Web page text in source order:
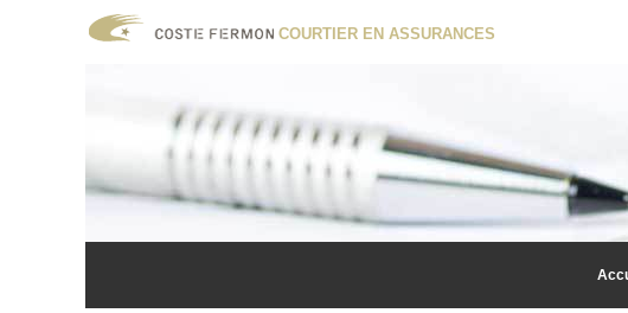
COURTIER EN ASSURANCES